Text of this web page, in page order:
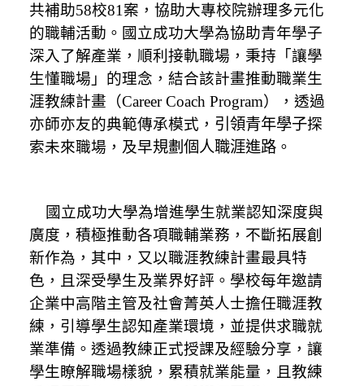
共補助58校81案，協助大專校院辦理多元化
的職輔活動。 國立成功大學為協助青年學子
深入了解產業，順利接軌職場，秉持「讓學
生懂職場」的理念 ，結合該計畫推動職業生
涯教練計畫（Career Coach Program）
，透過
亦師亦友的典範傳承模式， 引領青年學子探
索未來職場，及早規劃個人職涯進路。
國立成功大學為增進學生就業認知深度與
廣度，積極推動各項職輔業務，不斷拓展創
新作為 ，其中，又以職涯教練計畫最具特
色，且深受學生及業界好評 。學校每年邀請
企業中高階主管及社會菁英人士擔任職涯教
練，引導學生認知產業環境，並提供求職就
業準備。透過教練正式授課及經驗分享，讓
學生瞭解職場樣貌，累積就業能量，且教練